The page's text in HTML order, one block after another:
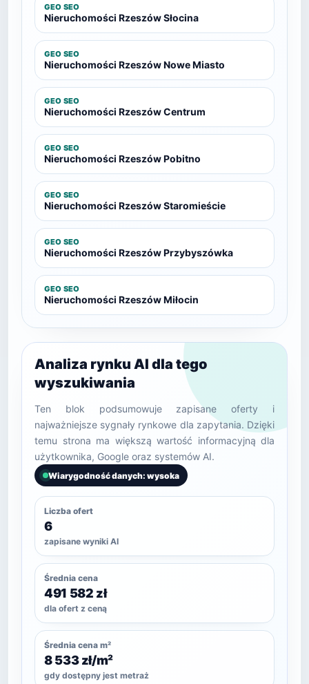
GEO SEO
Nieruchomości Rzeszów Słocina
GEO SEO
Nieruchomości Rzeszów Nowe Miasto
GEO SEO
Nieruchomości Rzeszów Centrum
GEO SEO
Nieruchomości Rzeszów Pobitno
GEO SEO
Nieruchomości Rzeszów Staromieście
GEO SEO
Nieruchomości Rzeszów Przybyszówka
GEO SEO
Nieruchomości Rzeszów Miłocin
Analiza rynku AI dla tego
wyszukiwania
Ten blok podsumowuje zapisane oferty i
najważniejsze sygnały rynkowe dla zapytania. Dzięki
temu strona ma większą wartość informacyjną dla
użytkownika, Google oraz systemów AI.
Wiarygodność danych: wysoka
Liczba ofert
6
zapisane wyniki AI
Średnia cena
491 582 zł
dla ofert z ceną
Średnia cena m²
8 533 zł/m²
gdy dostępny jest metraż